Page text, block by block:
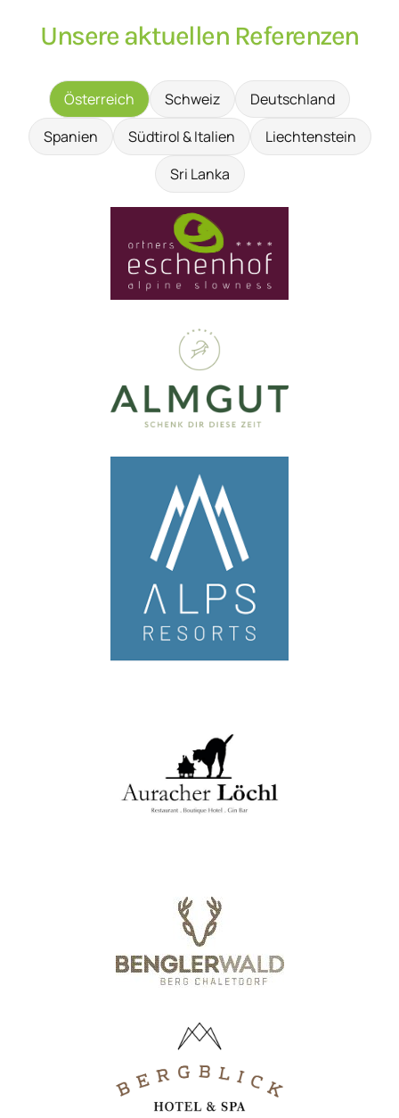
Unsere aktuellen Referenzen
Österreich Schweiz
Deutschland
Spanien
Südtirol & Italien
Liechtenstein
Sri Lanka